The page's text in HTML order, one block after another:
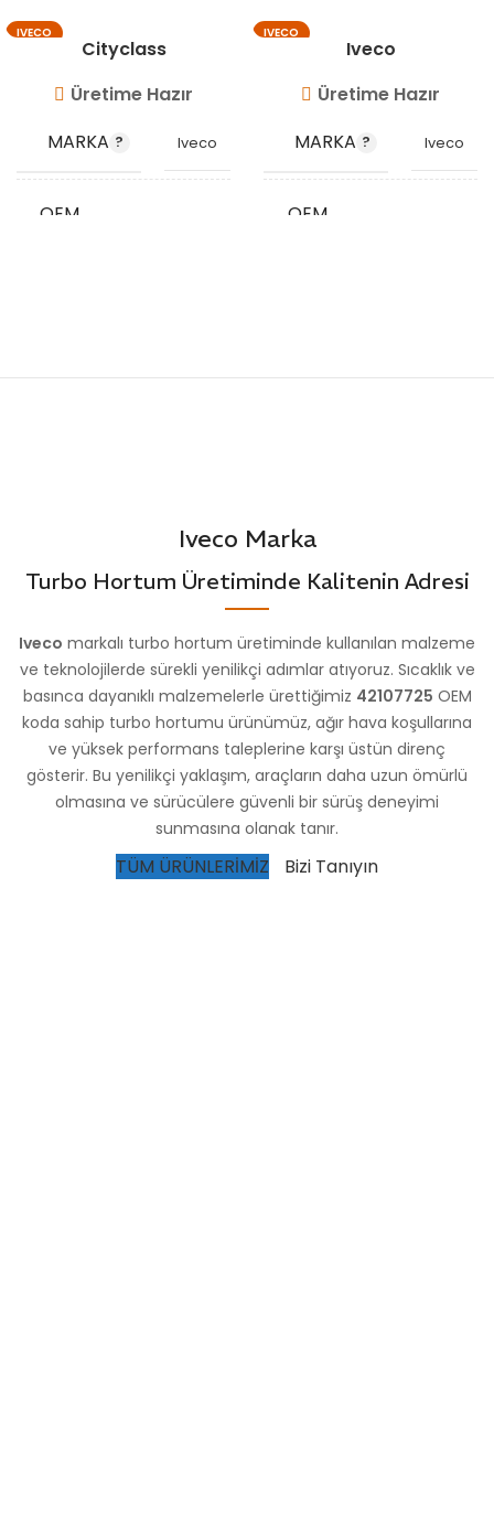
IVECO
Cityclass
Üretime Hazır
MARKA
Iveco
OEM
IVECO
Iveco
Üretime Hazır
MARKA
Iveco
OEM
Iveco Marka
Turbo Hortum Üretiminde Kalitenin Adresi
Iveco markalı turbo hortum üretiminde kullanılan malzeme
ve teknolojilerde sürekli yenilikçi adımlar atıyoruz. Sıcaklık ve
basınca dayanıklı malzemelerle ürettiğimiz 42107725 OEM
koda sahip turbo hortumu ürünümüz, ağır hava koşullarına
ve yüksek performans taleplerine karşı üstün direnç
gösterir. Bu yenilikçi yaklaşım, araçların daha uzun ömürlü
olmasına ve sürücülere güvenli bir sürüş deneyimi
sunmasına olanak tanır.
TÜM ÜRÜNLERİMİZ Bizi Tanıyın